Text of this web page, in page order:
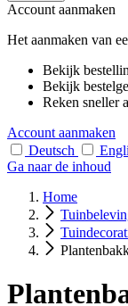
Account aanmaken
Het aanmaken van
Bekijk
Bekijk
Reken sneller
Account aanmaken
Deutsch
Ga naar de inhoud
Home